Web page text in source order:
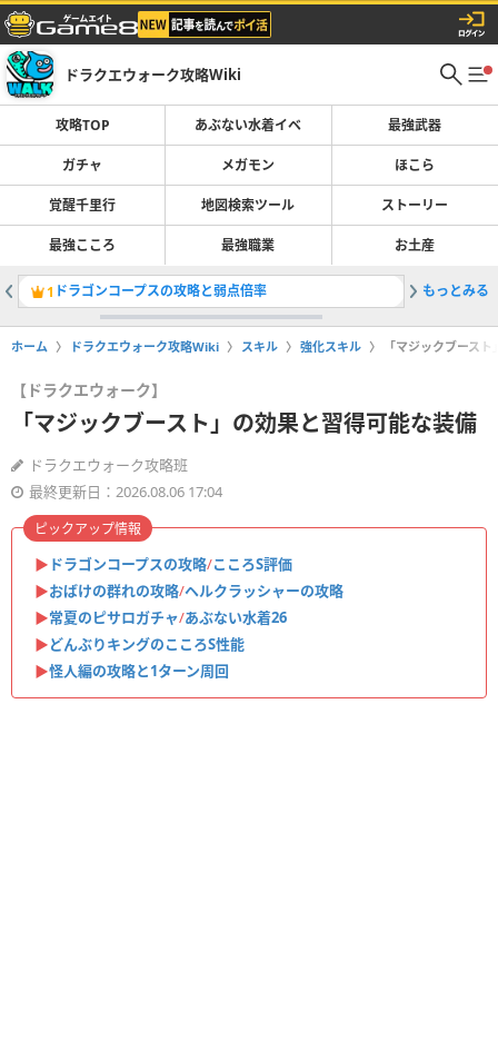
ドラクエウォーク攻略Wiki
攻略TOP あぶない水着イベ 最強武器
ガチャ メガモン ほこら
覚醒千里行 地図検索ツール ストーリー
最強こころ 最強職業 お土産
1 ドラゴンコープスの攻略と弱点倍率 2ガチャ(
もっとみる
ホーム ドラクエウォーク攻略Wiki スキル 強化スキル 「マジックブース
【ドラクエウォーク】
「マジックブースト」の効果と習得可能な装備
ドラクエウォーク攻略班
最終更新日：2026.08.06 17:04
▶︎ ドラゴンコープスの攻略/こころS評価
▶︎おばけの群れの攻略/ヘルクラッシャーの攻略
▶︎常夏のピサロガチャ/あぶない水着26
▶︎どんぶりキングのこころS性能
▶︎怪人編の攻略と1ターン周回
ピックアップ情報